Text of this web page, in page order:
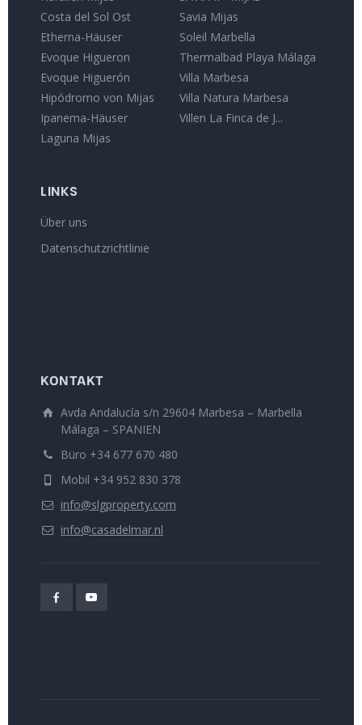
Costa del Sol Ost
Etherna-Häuser
Evoque Higueron
Evoque Higuerón
Hipódromo von Mijas
Ipanema-Häuser
Laguna Mijas
Savia Mijas
Soleil Marbella
Thermalbad Playa Málaga
Villa Marbesa
Villa Natura Marbesa
Villen La Finca de J...
LINKS
Über uns
Datenschutzrichtlinie
KONTAKT
Avda Andalucía s/n 29604 Marbesa – Marbella
Málaga – SPANIEN
Büro +34 677 670 480
Mobil +34 952 830 378
info@slgproperty.com
info@casadelmar.nl